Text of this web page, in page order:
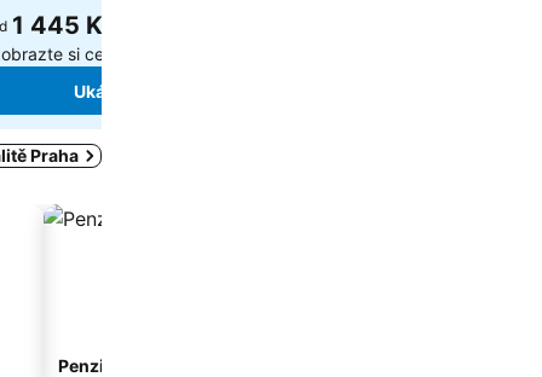
1 445 Kč
si ceny z
Ukázat ceny
Praha
Penzion